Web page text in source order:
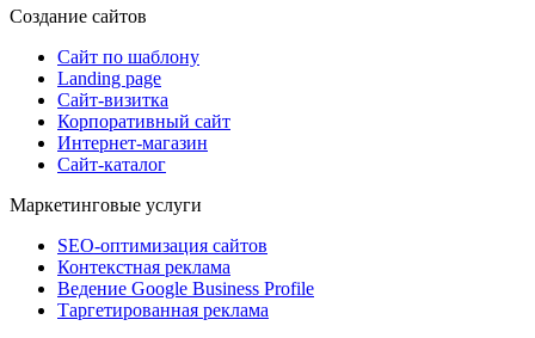
Создание сайтов
Сайт по шаблону
Landing page
Сайт-визитка
Корпоративный сайт
Интернет-магазин
Сайт-каталог
Маркетинговые услуги
SEO-оптимизация сайтов
Контекстная реклама
Ведение Google Business Profile
Таргетированная реклама